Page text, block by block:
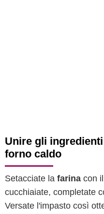
Unire gli
forno caldo
Setacciate la farina con il
cucchiaiate, completate
Versate l'impasto così